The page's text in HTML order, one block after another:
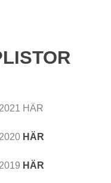
HÄR
HÄR
HÄR